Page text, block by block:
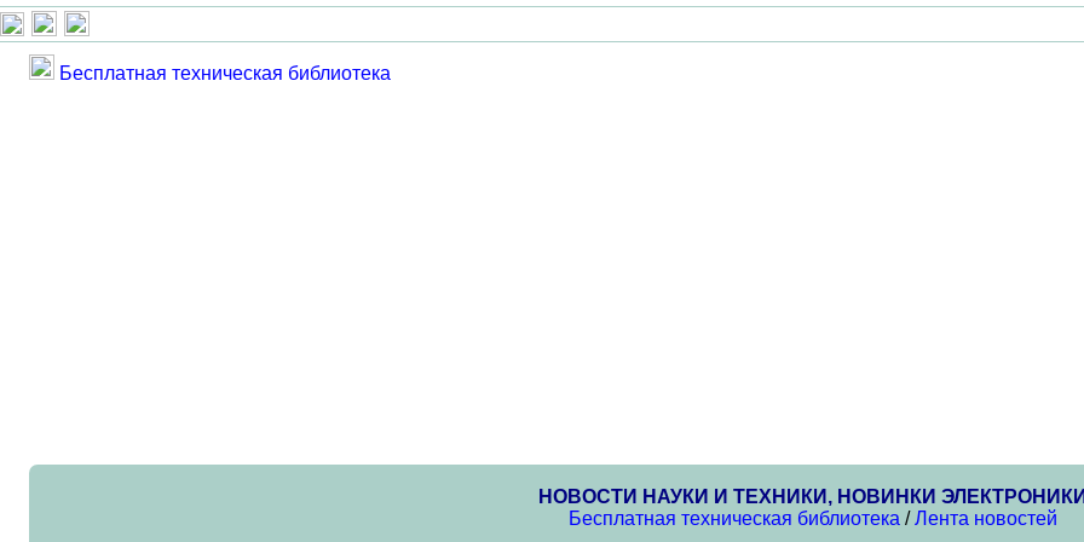
Бесплатная техническая библиотека
НОВОСТИ НАУКИ И ТЕХНИКИ, НОВИНКИ
Бесплатная техническая библиотека /Лента новостей